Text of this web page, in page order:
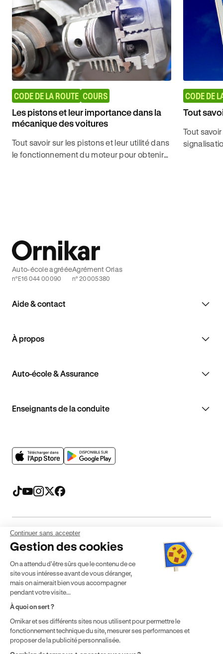
CODE DE LA ROUTE COURS
Les pistons et leur importance dans la
mécanique des voitures
Tout savoir sur les pistons et leur utilité dans
le fonctionnement du moteur pour obtenir
CODE DE
Tout
Tout
Aide & contact
À propos
Auto-école & Assurance
Enseignants de la conduite
Auto-école agréée
n°E16 044 00090
Agrément Orias
n° 20005380
Mentions légales CGV CGU Politique de confidentialité
* Détail des conditions de nos offres
localisation géographique et du type de formules que vous
achetez comme détaillé dans nosConditions Générales de
Vente.
Continuer sans accepter
Gestion des cookies
On a attendu d'être sûrs que le contenu de ce
site vous intéresse avant de vous déranger,
mais on aimerait bien vous accompagner
pendant votre visite...
À quoi on sert ?
Ornikar et ses différents sites nous utilisent pour permettre le
fonctionnement technique du site, mesurer ses performances et
proposer de la publicité personnalisée.